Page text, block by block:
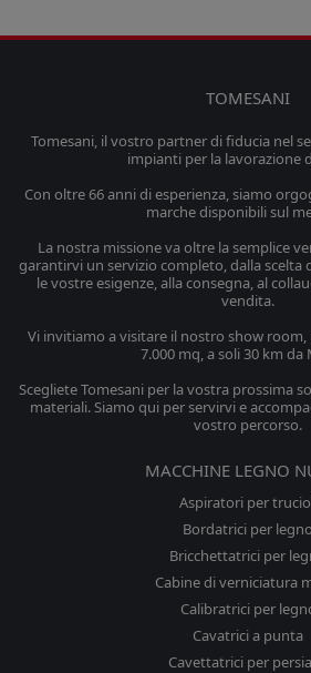
TOMESANI
Tomesani, il vostro partner di fiducia nel
impianti per la lavorazione
Con oltre 66 anni di esperienza, siamo
marche disponibili sul
La nostra missione va oltre la semplice
garantirvi un servizio completo, dalla scelta
le vostre esigenze, alla consegna, al
vendita.
Vi invitiamo a visitare il nostro show room,
7.000 mq, a soli 30 km da
Scegliete Tomesani per la vostra prossima
materiali. Siamo qui per servirvi e
vostro percorso.
MACCHINE LEGNO
Aspiratori per
Bordatrici per legno
Bricchettatrici per
Cabine di verniciatura
Calibratrici per
Cavatrici a punta
Cavettatrici per